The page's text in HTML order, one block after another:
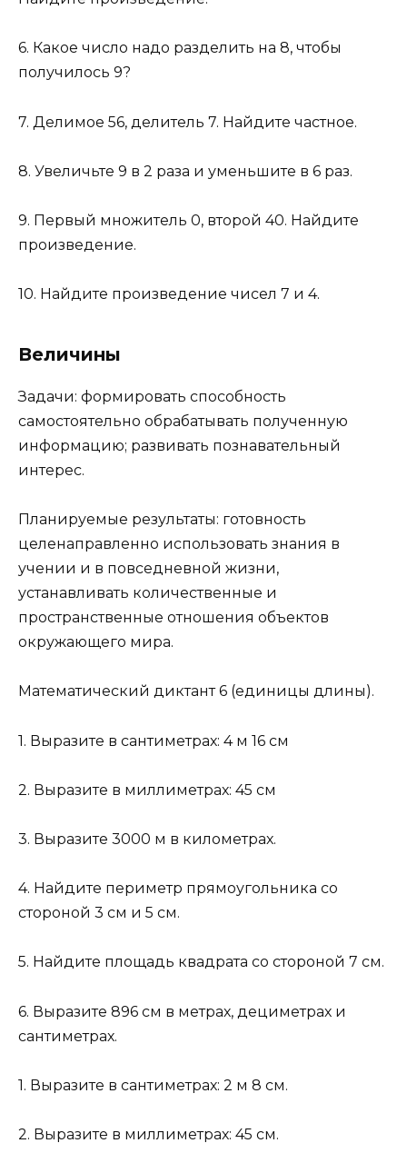
6. Какое число надо разделить на 8, чтобы
получилось 9?
7. Делимое 56, делитель 7. Найдите частное.
8. Увеличьте 9 в 2 раза и уменьшите в 6 раз.
9. Первый множитель 0, второй 40. Найдите
произведение.
10. Найдите произведение чисел 7 и 4.
Величины
Задачи: формировать способность
самостоятельно обрабатывать полученную
информацию; развивать познавательный
интерес.
Планируемые результаты: готовность
целенаправленно использовать знания в
учении и в повседневной жизни,
устанавливать количественные и
пространственные отношения объектов
окружающего мира.
Математический диктант 6 (единицы длины).
1. Выразите в сантиметрах: 4 м 16 см
2. Выразите в миллиметрах: 45 см
3. Выразите 3000 м в километрах.
4. Найдите периметр прямоугольника со
стороной 3 см и 5 см.
5. Найдите площадь квадрата со стороной 7 см.
6. Выразите 896 см в метрах, дециметрах и
сантиметрах.
1. Выразите в сантиметрах: 2 м 8 см.
2. Выразите в миллиметрах: 45 см.